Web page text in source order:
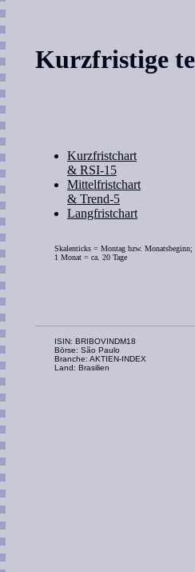
Kurzfristige
Kurzfristchart
& RSI-15
Mittelfristchart
& Trend-5
Langfristchart
Skalenticks = Montag bzw. Monatsbeginn;
1 Monat = ca. 20 Tage
ISIN: BRIBOVINDM18
Börse: São Paulo
Branche: AKTIEN-INDEX
Land: Brasilien